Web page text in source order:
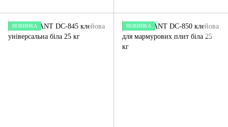
НОВИНКА НОВИНКА